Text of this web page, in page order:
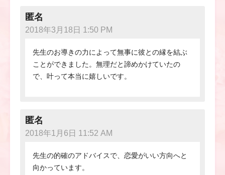
匿名
2018年3月18日 1:50 PM
先生のお導きの力によって無事に彼との縁を結ぶ
ことができました。無理だと諦めかけていたの
で、叶って本当に嬉しいです。
匿名
2018年1月6日 11:52 AM
先生の的確のアドバイスで、恋愛がいい方向へと
向かっています。